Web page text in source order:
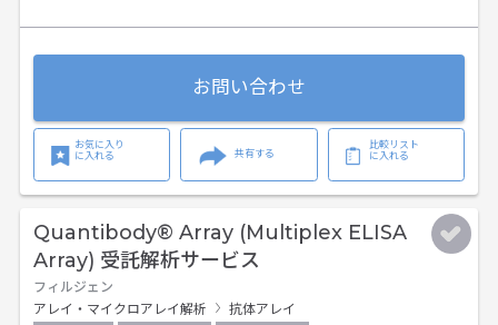
お問い合わせ
お気に入り
に入れる
共有する
比較リスト
に入れる
Quantibody® Array (Multiplex ELISA
Array) 受託解析サービス
フィルジェン
アレイ・マイクロアレイ解析
抗体アレイ